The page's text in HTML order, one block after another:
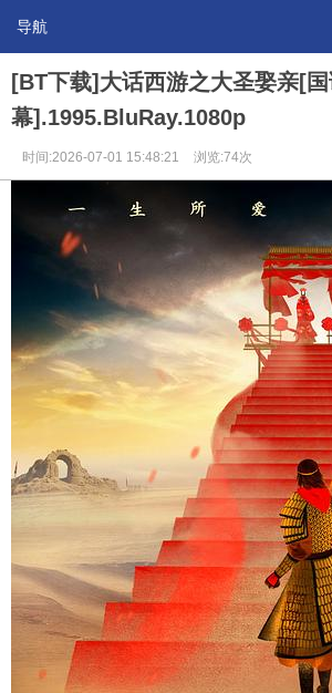
导航
[BT下载]大话西游之大圣娶亲[
幕].1995.BluRay.1080p
时间:2026-07-01 15:48:21 浏览:74次